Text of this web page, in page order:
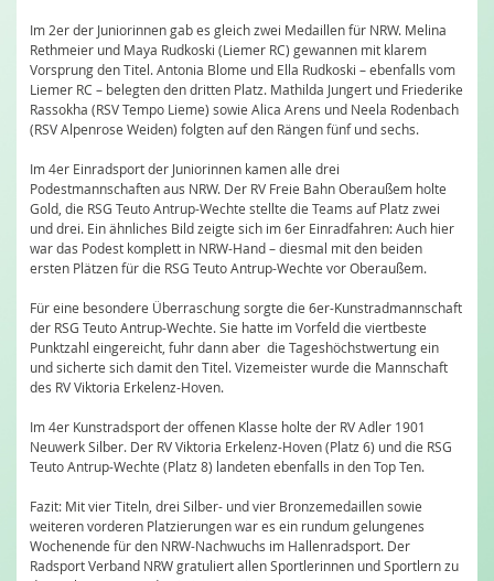
Im 2er der Juniorinnen gab es gleich zwei Medaillen für NRW. Melina
Rethmeier und Maya Rudkoski (Liemer RC) gewannen mit klarem
Vorsprung den Titel. Antonia Blome und Ella Rudkoski – ebenfalls vom
Liemer RC – belegten den dritten Platz. Mathilda Jungert und Friederike
Rassokha (RSV Tempo Lieme) sowie Alica Arens und Neela Rodenbach
(RSV Alpenrose Weiden) folgten auf den Rängen fünf und sechs.
Im 4er Einradsport der Juniorinnen kamen alle drei
Podestmannschaften aus NRW. Der RV Freie Bahn Oberaußem holte
Gold, die RSG Teuto Antrup-Wechte stellte die Teams auf Platz zwei
und drei. Ein ähnliches Bild zeigte sich im 6er Einradfahren: Auch hier
war das Podest komplett in NRW-Hand – diesmal mit den beiden
ersten Plätzen für die RSG Teuto Antrup-Wechte vor Oberaußem.
Für eine besondere Überraschung sorgte die 6er-Kunstradmannschaft
der RSG Teuto Antrup-Wechte. Sie hatte im Vorfeld die viertbeste
Punktzahl eingereicht, fuhr dann aber die Tageshöchstwertung ein
und sicherte sich damit den Titel. Vizemeister wurde die Mannschaft
des RV Viktoria Erkelenz-Hoven.
Im 4er Kunstradsport der offenen Klasse holte der RV Adler 1901
Neuwerk Silber. Der RV Viktoria Erkelenz-Hoven (Platz 6) und die RSG
Teuto Antrup-Wechte (Platz 8) landeten ebenfalls in den Top Ten.
Fazit: Mit vier Titeln, drei Silber- und vier Bronzemedaillen sowie
weiteren vorderen Platzierungen war es ein rundum gelungenes
Wochenende für den NRW-Nachwuchs im Hallenradsport. Der
Radsport Verband NRW gratuliert allen Sportlerinnen und Sportlern zu